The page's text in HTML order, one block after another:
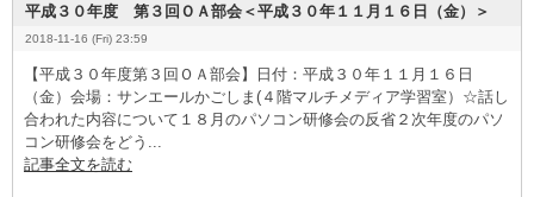
平成３０年度 第３回ＯＡ部会＜平成３０年１１月１６日（金）＞
2018-11-16 (Fri) 23:59
【平成３０年度第３回ＯＡ部会】日付：平成３０年１１月１６日
（金）会場：サンエールかごしま(４階マルチメディア学習室）☆話し
合われた内容について１８月のパソコン研修会の反省２次年度のパソ
コン研修会をどう...
記事全文を読む